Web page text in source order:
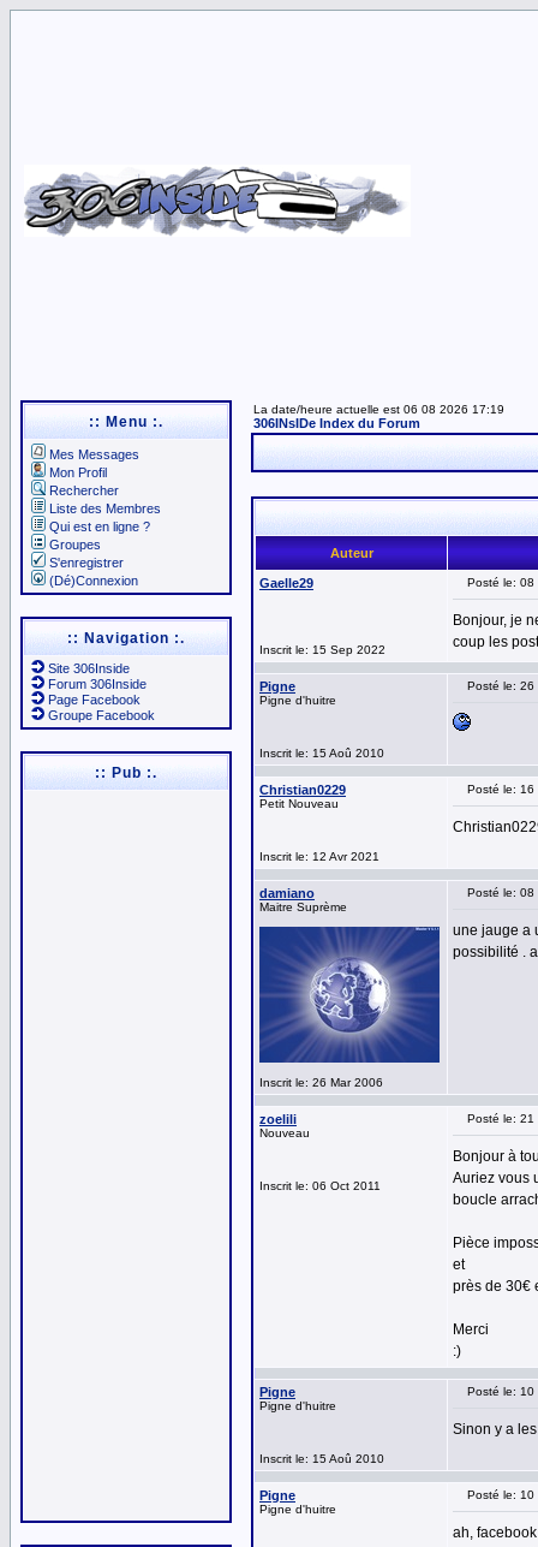
:: Menu :.
Mes Messages
Mon Profil
Rechercher
Liste des Membres
Qui est en ligne ?
Groupes
S'enregistrer
(Dé)Connexion
:: Navigation :.
Site 306Inside
Forum 306Inside
Page Facebook
Groupe Facebook
:: Pub :.
La date/heure actuelle est 06 08 2026 17:19
306INsIDe Index du Forum
Auteur
Gaelle29
Inscrit le: 15 Sep 2022
Posté le: 08
Bonjour, je
coup les
Pigne
Pigne d'huitre
Inscrit le: 15 Aoû 2010
Posté le:
Christian0229
Petit Nouveau
Inscrit le: 12 Avr 2021
Posté le:
damiano
Maitre Suprème
Inscrit le: 26 Mar 2006
Posté le:
une jauge a
possibilité .
zoelili
Nouveau
Inscrit le: 06 Oct 2011
Posté le:
Bonjour à
Auriez vous
boucle
Pièce
et
près de 30€
Merci
:)
Pigne
Pigne d'huitre
Inscrit le: 15 Aoû 2010
Posté le:
Sinon y a
Pigne
Pigne d'huitre
Posté le:
ah,